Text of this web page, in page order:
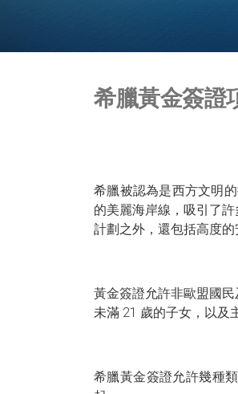
希臘黃金簽證
希臘被認為是西方文明
的美麗海岸線，吸引了
計劃之外，還包括高度的
黃金簽證允許非歐盟國
未滿 21 歲的子女，以及
希臘黃金簽證允許幾種